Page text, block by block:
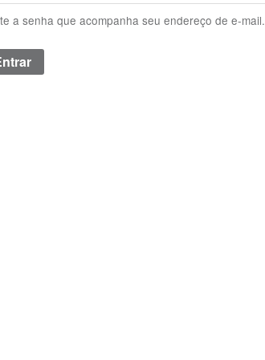
a senha que acompanha seu endereço de e-mail.